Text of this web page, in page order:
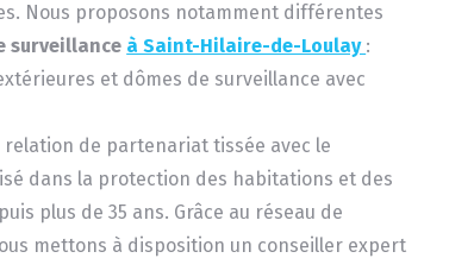
Nous proposons notamment différentes
surveillance à Saint-Hilaire-de-Loulay :
et dômes de surveillance avec
de partenariat tissée avec le
dans la protection des habitations et des
plus de 35 ans. Grâce au réseau de
mettons à disposition un conseiller expert